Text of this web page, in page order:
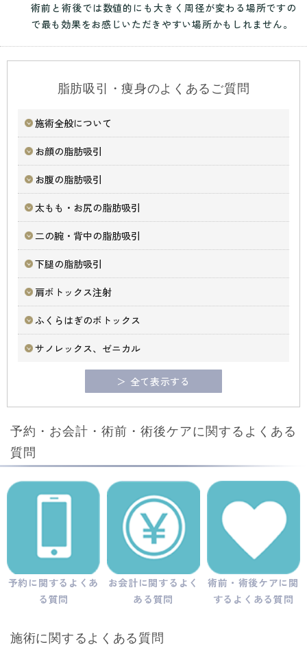
術前と術後では数値的にも大きく周径が変わる場所ですの
で最も効果をお感じいただきやすい場所かもしれません。
脂肪吸引・痩身のよくあるご質問
＞ 全て表示する
施術全般について
お顔の脂肪吸引
お腹の脂肪吸引
太もも・お尻の脂肪吸引
二の腕・背中の脂肪吸引
下腿の脂肪吸引
肩ボトックス注射
ふくらはぎのボトックス
サノレックス、ゼニカル
予約・お会計・術前・術後ケアに関するよくある
質問
予約に関するよくあ
る質問
お会計に関するよく
ある質問
術前・術後ケアに関
するよくある質問
施術に関するよくある質問